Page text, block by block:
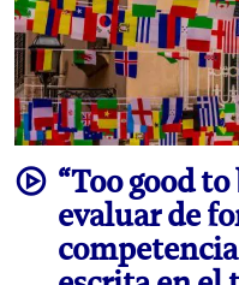
video“Too good
evaluar de